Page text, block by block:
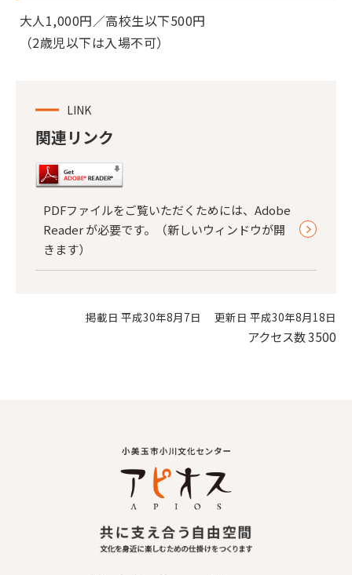
大人1,000円／高校生以下500円
（2歳児以下は入場不可）
LINK
関連リンク
PDFファイルをご覧いただくためには、Adobe
Reader が必要です。（新しいウィンドウが開
きます）
掲載日 平成30年8月7日 更新日 平成30年8月18日
アクセス数3500